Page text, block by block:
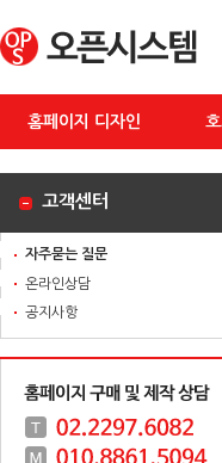
홈페이지 디자인
고객센터
자주묻는 질문
온라인상담
공지사항